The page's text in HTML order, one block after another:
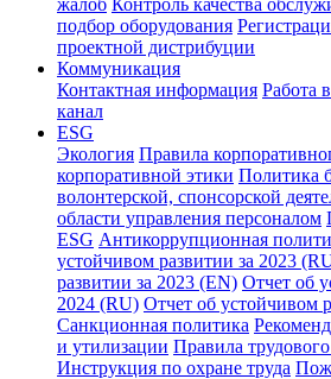
жалоб Контроль качества
подбор оборудования
проектной дистрибуции
Коммуникация
Контактная информация Работа
канал
ESG
Экология Правила
корпоративной этики Политика
волонтерской, спонсорской
области управления персоналом
ESG Антикоррупционная
устойчивом развитии за 2023
развитии за 2023 (EN) Отчет об
2024 (RU) Отчет об устойчивом
Санкционная политика
и утилизации Правила
Инструкция по охране труда